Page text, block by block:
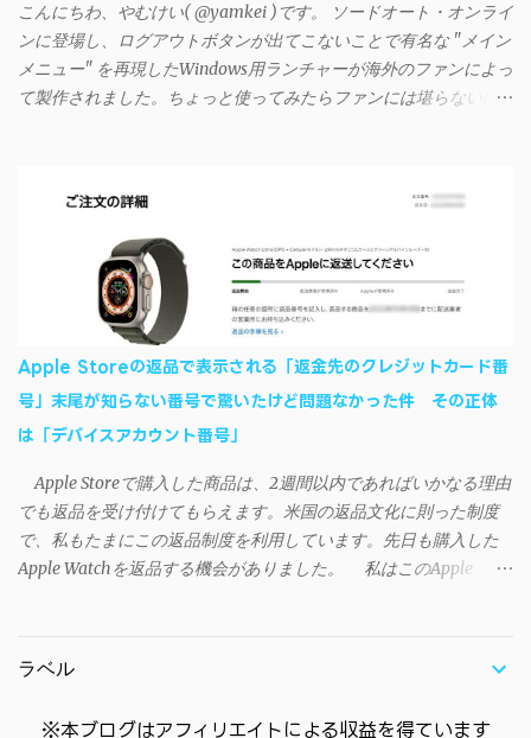
すれば完了 一度この手順を施せば、言語設定は日本語に戻して
もOKだ。これでWi-Fiを使った同期機能が使えるようになる。USB
接続による同期については、アプリに根本的な不具合が発生して
おり、現時点で使えないようだ。諦めよう。 今回の不具合につ
iSyncrを活用することで、Androidデバイスでもレート機能や再生
ートフォンに移行したい場合に役立つはずだ。
こんにちわ、やむけい( @yamkei )です。 ソードオート・オンライ
ンに登場し、ログアウトボタンが出てこないことで有名な "メイン
メニュー" を再現したWindows用ランチャーが海外のファンによっ
て製作されました。ちょっと使ってみたらファンには堪らないほ
す・・・。カッコイイ！！ 開発ページ（英語） gpbeta.com - The
SAO Utilities Project – development log インストール（導入）手順
1. 開発ページ のDownloadsの項目から自分のOSにあったファイル
をダウンロードする。 Windows（Windows2000, XP, Vista, Win7,
Win8）に対応です。 （ ◆自分のパソコンが 32 ビット版か 64 ビッ
ト版かを確認したい ） 2.ダウンロードしたファイルを解凍後、
（自分はProgram Filesの中に移動させちゃいました）フォルダの
中にある SAO Utils.exe を実行。 3.アップデートがある場合は起動
時に知らせてくれるので、パッチをダウンロードしましょう。 ダ
て切り取り、先ほどダウンロードした SAO Utilsフォルダ へ貼り付
け、新しいファイルへ置き換えることで適用できます。 起動方法
と各種設定 アップデートが完了したら改めて SAO Utils.exe を起動
すると、アニメで見覚えのあるスプラッシュウィンドウがSEとと
（ランチャーの中からも可能です）簡単ですが日本語訳。（現在
できていなかったら？ 自動...
Apple Storeの返品で表示される「返金先のクレジットカード番
号」末尾が知らない番号で驚いたけど問題なかった件 その正体
は「デバイスアカウント番号」
Apple Storeで購入した商品は、2週間以内であればいかなる理由
でも返品を受け付けてもらえます。米国の返品文化に則った制度
で、私もたまにこの返品制度を利用しています。先日も購入した
Apple Watchを返品する機会がありました。 私はこのApple
が、返品状況が分かる概要ページには見覚えのないクレカ番号
ラベル
※本ブログはアフィリエイトによる収益を得ています